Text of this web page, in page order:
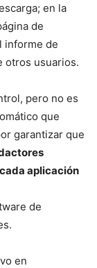
en la
de
informe de
otros usuarios.
pero no es
que
garantizar que
aplicación
de
en